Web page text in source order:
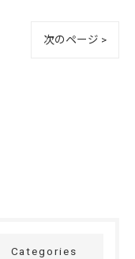
次のページ >
Categories